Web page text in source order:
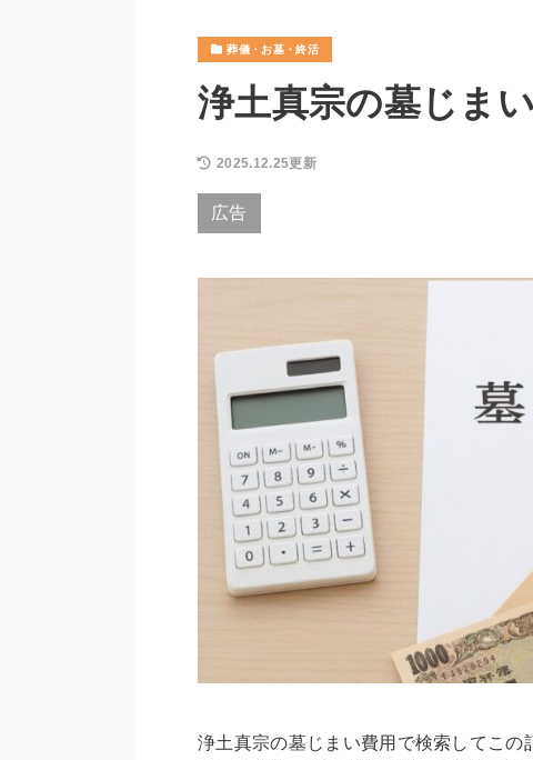
葬儀・お墓・終活
浄土真宗の墓じま
2025.12.25更新
広告
浄土真宗の墓じまい費用で検索してこ